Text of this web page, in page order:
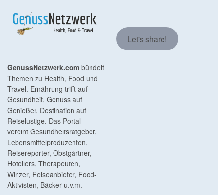
GenussNetzwerk.com bündelt
Themen zu Health, Food und
Travel. Ernährung trifft auf
Gesundheit, Genuss auf
Genießer, Destination auf
Reiselustige. Das Portal
vereint Gesundheitsratgeber,
Lebensmittelproduzenten,
Reisereporter, Obstgärtner,
Hoteliers, Therapeuten,
Winzer, Reiseanbieter, Food-
Aktivisten, Bäcker u.v.m.
Let's share!